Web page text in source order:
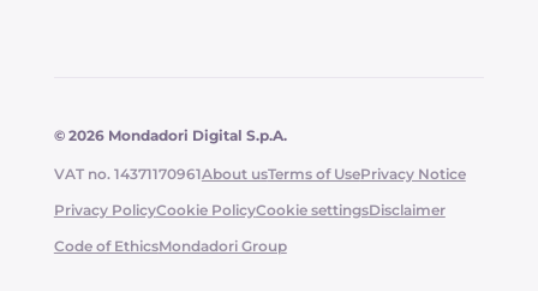
© 2026 Mondadori Digital S.p.A.
VAT no. 14371170961About usTerms of UsePrivacy Notice
Privacy PolicyCookie PolicyCookie settingsDisclaimer
Code of EthicsMondadori Group